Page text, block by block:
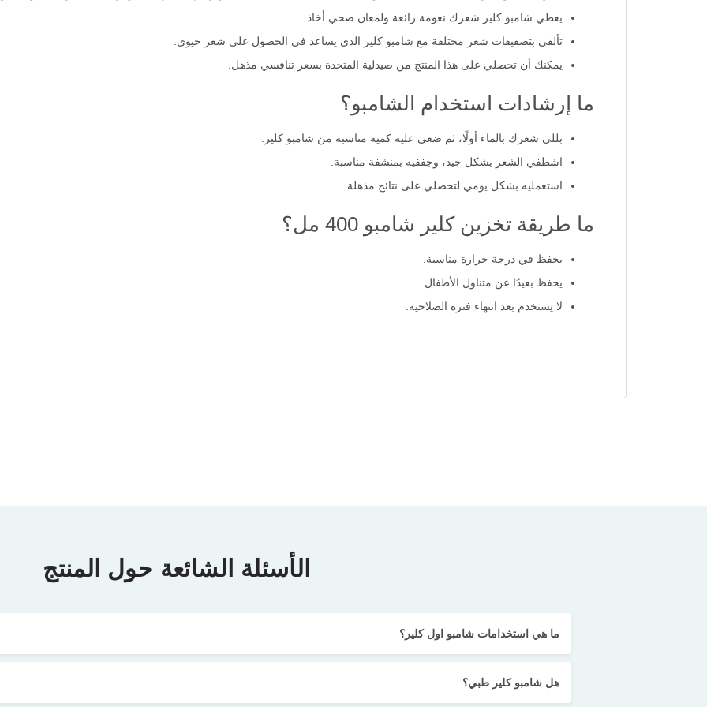
يعطي شامبو كلير شعرك نعومة رائعة ولمعان صحي أخاذ.
تألقي بتصفيفات شعر مختلفة مع شامبو كلير الذي يساعد في الحصول على شعر حيوي.
يمكنك أن تحصلي على هذا المنتج من صيدلية المتحدة بسعر تنافسي مذهل.
ما إرشادات استخدام الشامبو؟
بللي شعرك بالماء أولًا، ثم ضعي عليه كمية مناسبة من شامبو كلير.
اشطفي الشعر بشكل جيد، وجففيه بمنشفة مناسبة.
استعمليه بشكل يومي لتحصلي على نتائج مذهلة.
ما طريقة تخزين كلير شامبو 400 مل؟
يحفظ في درجة حرارة مناسبة.
يحفظ بعيدًا عن متناول الأطفال.
لا يستخدم بعد انتهاء فترة الصلاحية.
الأسئلة الشائعة حول المنتج
ما هي استخدامات شامبو اول كلير؟
هل شامبو كلير طبي؟